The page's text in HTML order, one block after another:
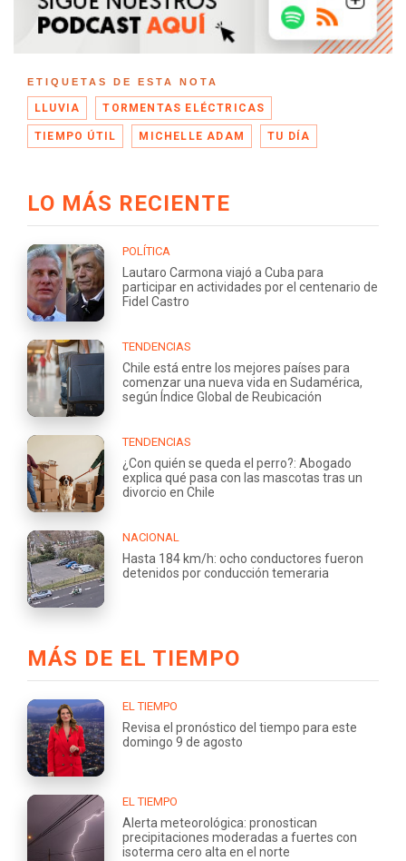
ETIQUETAS DE ESTA NOTA
LLUVIA TORMENTAS ELÉCTRICAS
TIEMPO ÚTIL MICHELLE ADAM TU DÍA
LO MÁS RECIENTE
POLÍTICA
Lautaro Carmona viajó a Cuba para
participar en actividades por el centenario de
Fidel Castro
TENDENCIAS
Chile está entre los mejores países para
comenzar una nueva vida en Sudamérica,
según Índice Global de Reubicación
TENDENCIAS
¿Con quién se queda el perro?: Abogado
explica qué pasa con las mascotas tras un
divorcio en Chile
NACIONAL
Hasta 184 km/h: ocho conductores fueron
detenidos por conducción temeraria
MÁS DE EL TIEMPO
EL TIEMPO
Revisa el pronóstico del tiempo para este
domingo 9 de agosto
EL TIEMPO
Alerta meteorológica: pronostican
precipitaciones moderadas a fuertes con
isoterma cero alta en el norte